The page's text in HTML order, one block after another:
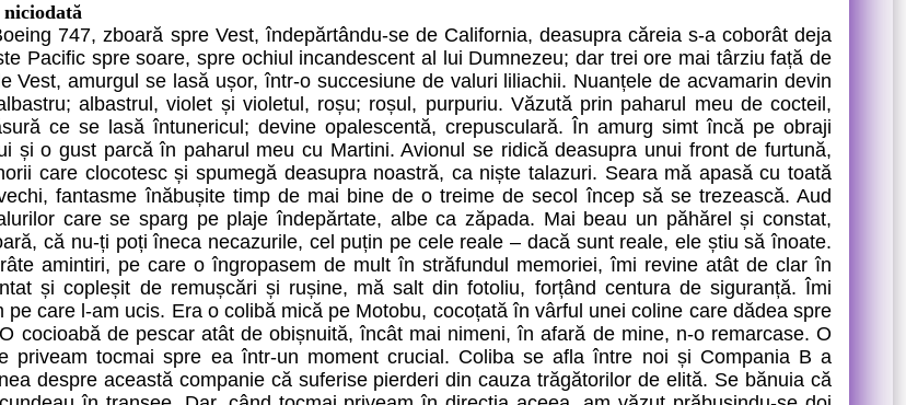
niciodată
747, zboară spre Vest, îndepărtându-se de California, deasupra căreia s-a coborât deja
Pacific spre soare, spre ochiul incandescent al lui Dumnezeu; dar trei ore mai târziu față de
Vest, amurgul se lasă ușor, într-o succesiune de valuri liliachii. Nuanțele de acvamarin devin
albastrul, violet și violetul, roșu; roșul, purpuriu. Văzută prin paharul meu de cocteil,
ce se lasă întunericul; devine opalescentă, crepusculară. În amurg simt încă pe obraji
și o gust parcă în paharul meu cu Martini. Avionul se ridică deasupra unui front de furtună,
care clocotesc și spumegă deasupra noastră, ca niște talazuri. Seara mă apasă cu toată
fantasme înăbușite timp de mai bine de o treime de secol încep să se trezească. Aud
care se sparg pe plaje îndepărtate, albe ca zăpada. Mai beau un păhărel și constat,
că nu-ți poți îneca necazurile, cel puțin pe cele reale – dacă sunt reale, ele știu să înoate.
amintiri, pe care o îngropasem de mult în străfundul memoriei, îmi revine atât de clar în
și copleșit de remușcări și rușine, mă salt din fotoliu, forțând centura de siguranță. Îmi
pe care l-am ucis. Era o colibă mică pe Motobu, cocoțată în vârful unei coline care dădea spre
cocioabă de pescar atât de obișnuită, încât mai nimeni, în afară de mine, n-o remarcase. O
priveam tocmai spre ea într-un moment crucial. Coliba se afla între noi și Compania B a
despre această companie că suferise pierderi din cauza trăgătorilor de elită. Se bănuia că